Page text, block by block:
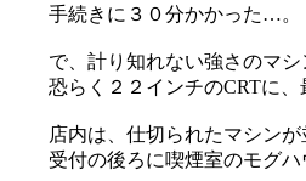
手続きに３０分かかった…。
で、計り知れない強さのマシ
恐らく２２インチのCRTに
店内は、仕切られたマシン
受付の後ろに喫煙室のモグ